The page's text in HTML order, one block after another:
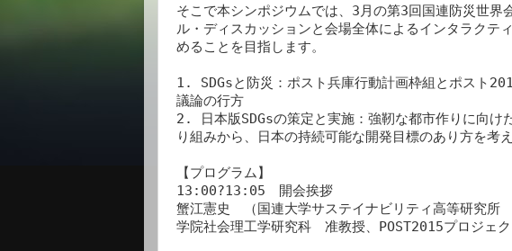
そこで本シンポジウムでは、3月の第3回国連防災世界
ル・ディスカッションと会場全体によるインタラクテ
めることを目指します。
1. SDGsと防災：ポスト兵庫行動計画枠組とポスト
議論の行方
2. 日本版SDGsの策定と実施：強靭な都市作りに向け
り組みから、日本の持続可能な開発目標のあり方を考
【プログラム】
13:00?13:05　開会挨拶
蟹江憲史　（国連大学サステイナビリティ高等研究所
学院社会理工学研究科　准教授、POST2015プロジェ